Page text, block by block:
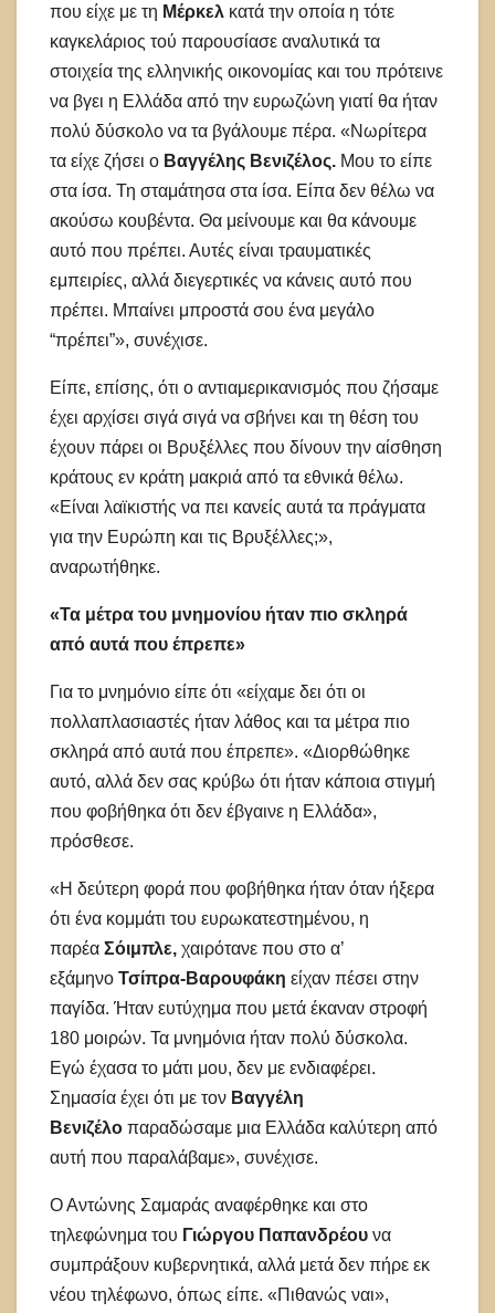
που είχε με τη Μέρκελ κατά την οποία η τότε
καγκελάριος τού παρουσίασε αναλυτικά τα
στοιχεία της ελληνικής οικονομίας και του πρότεινε
να βγει η Ελλάδα από την ευρωζώνη γιατί θα ήταν
πολύ δύσκολο να τα βγάλουμε πέρα. «Νωρίτερα
τα είχε ζήσει ο Βαγγέλης Βενιζέλος. Μου το είπε
στα ίσα. Τη σταμάτησα στα ίσα. Είπα δεν θέλω να
ακούσω κουβέντα. Θα μείνουμε και θα κάνουμε
αυτό που πρέπει. Αυτές είναι τραυματικές
εμπειρίες, αλλά διεγερτικές να κάνεις αυτό που
πρέπει. Μπαίνει μπροστά σου ένα μεγάλο
“πρέπει”», συνέχισε.
Είπε, επίσης, ότι ο αντιαμερικανισμός που ζήσαμε
έχει αρχίσει σιγά σιγά να σβήνει και τη θέση του
έχουν πάρει οι Βρυξέλλες που δίνουν την αίσθηση
κράτους εν κράτη μακριά από τα εθνικά θέλω.
«Είναι λαϊκιστής να πει κανείς αυτά τα πράγματα
για την Ευρώπη και τις Βρυξέλλες;»,
αναρωτήθηκε.
«Τα μέτρα του μνημονίου ήταν πιο σκληρά
από αυτά που έπρεπε»
Για το μνημόνιο είπε ότι «είχαμε δει ότι οι
πολλαπλασιαστές ήταν λάθος και τα μέτρα πιο
σκληρά από αυτά που έπρεπε». «Διορθώθηκε
αυτό, αλλά δεν σας κρύβω ότι ήταν κάποια στιγμή
που φοβήθηκα ότι δεν έβγαινε η Ελλάδα»,
πρόσθεσε.
«Η δεύτερη φορά που φοβήθηκα ήταν όταν ήξερα
ότι ένα κομμάτι του ευρωκατεστημένου, η
παρέα Σόιμπλε, χαιρότανε που στο α’
εξάμηνο Τσίπρα-Βαρουφάκη είχαν πέσει στην
παγίδα. Ήταν ευτύχημα που μετά έκαναν στροφή
180 μοιρών. Τα μνημόνια ήταν πολύ δύσκολα.
Εγώ έχασα το μάτι μου, δεν με ενδιαφέρει.
Σημασία έχει ότι με τον Βαγγέλη
Βενιζέλο παραδώσαμε μια Ελλάδα καλύτερη από
αυτή που παραλάβαμε», συνέχισε.
Ο Αντώνης Σαμαράς αναφέρθηκε και στο
τηλεφώνημα του Γιώργου Παπανδρέου να
συμπράξουν κυβερνητικά, αλλά μετά δεν πήρε εκ
νέου τηλέφωνο, όπως είπε. «Πιθανώς ναι»,